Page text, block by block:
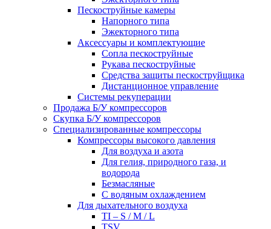
Пескоструйные камеры
Напорного типа
Эжекторного типа
Аксессуары и комплектующие
Сопла пескоструйные
Рукава пескоструйные
Средства защиты пескоструйщика
Дистанционное управление
Системы рекуперации
Продажа Б/У компрессоров
Скупка Б/У компрессоров
Специализированные компрессоры
Компрессоры высокого давления
Для воздуха и азота
Для гелия, природного газа, и
водорода
Безмасляные
С водяным охлаждением
Для дыхательного воздуха
TI – S / M / L
TSV